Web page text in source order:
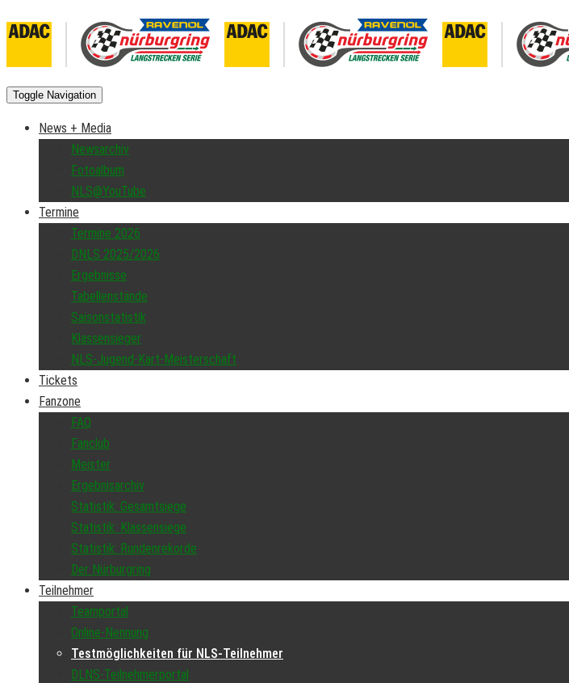
Toggle Navigation
News + Media
Newsarchiv
Fotoalbum
NLS@YouTube
Termine
Termine 2026
DNLS 2025/2026
Ergebnisse
Tabellenstände
Saisonstatistik
Klassensieger
NLS-Jugend-Kart-Meisterschaft
Tickets
Fanzone
FAQ
Fanclub
Meister
Ergebnisarchiv
Statistik: Gesamtsiege
Statistik: Klassensiege
Statistik: Rundenrekorde
Der Nürburgring
Teilnehmer
Teamportal
Online-Nennung
Testmöglichkeiten für NLS-Teilnehmer
DLNS-Teilnehmerportal